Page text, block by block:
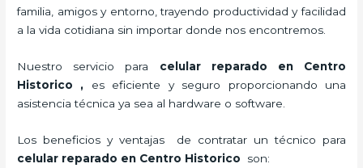
familia, amigos y entorno, trayendo productividad y facilidad
a la vida cotidiana sin importar donde nos encontremos.
Nuestro servicio para celular reparado en Centro
Historico
, es eficiente y seguro proporcionando una
asistencia técnica ya sea al hardware o software.
Los beneficios y ventajas de contratar un técnico para
celular reparado en Centro Historico son: